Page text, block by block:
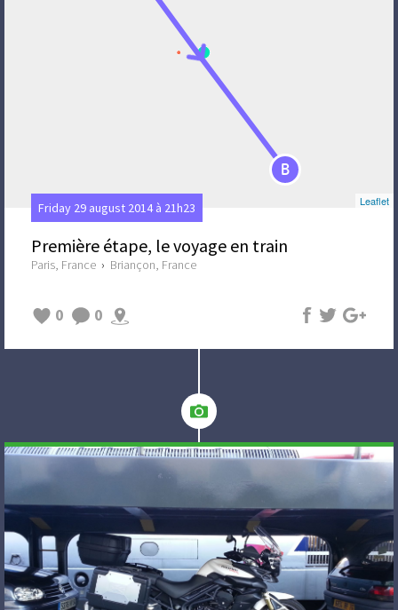
B
Leaflet
Friday 29 august 2014 à 21h23
Première étape, le voyage en train
Paris, France › Briançon, France
0 0